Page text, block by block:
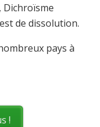
Dichroïsme
de dissolution.
pays à
!